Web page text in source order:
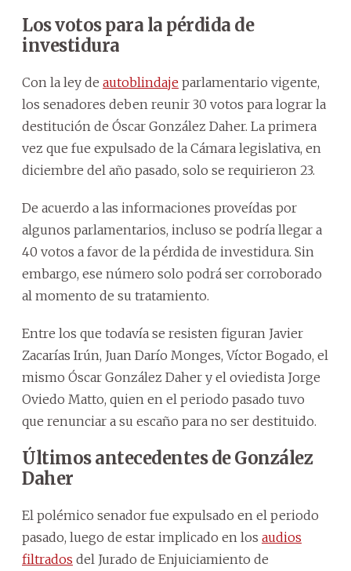
Los votos para la pérdida de
investidura
Con la ley de autoblindaje parlamentario vigente,
los senadores deben reunir 30 votos para lograr la
destitución de Óscar González Daher. La primera
vez que fue expulsado de la Cámara legislativa, en
diciembre del año pasado, solo se requirieron 23.
De acuerdo a las informaciones proveídas por
algunos parlamentarios, incluso se podría llegar a
40 votos a favor de la pérdida de investidura. Sin
embargo, ese número solo podrá ser corroborado
al momento de su tratamiento.
Entre los que todavía se resisten figuran Javier
Zacarías Irún, Juan Darío Monges, Víctor Bogado, el
mismo Óscar González Daher y el oviedista Jorge
Oviedo Matto, quien en el periodo pasado tuvo
que renunciar a su escaño para no ser destituido.
Últimos antecedentes de González
Daher
El polémico senador fue expulsado en el periodo
pasado, luego de estar implicado en los audios
filtrados del Jurado de Enjuiciamiento de